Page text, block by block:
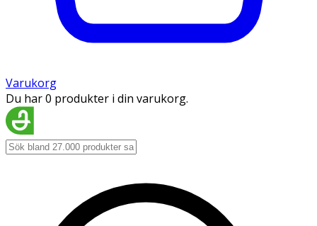
Varukorg
Du har 0 produkter i din varukorg.